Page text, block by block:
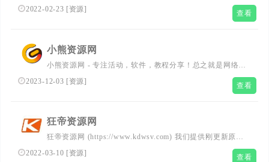
源网,导航网,小高教学网
2022-02-23 [资源] 查看
小熊资源网
小熊资源网 - 专注活动，软件，教程分享！总之就是网络那
些事。
2023-12-03 [资源] 查看
狂帝资源网
狂帝资源网 (https://www.kdwsv.com) 我们提供刚更新原创
技术，努力打造为全国网络爱好者提供优志服务的平台，让
2022-03-10 [资源] 查看